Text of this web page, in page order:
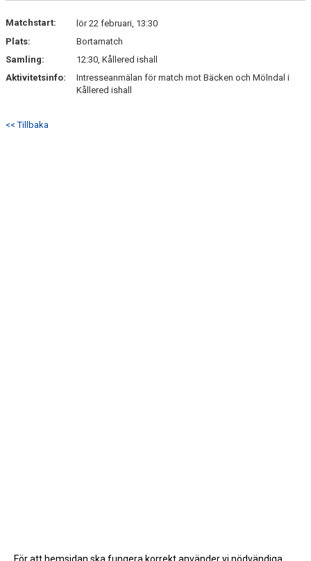
Matchstart:
lör 22 februari, 13:30
Plats:
Bortamatch
Samling:
12:30, Kållered ishall
Aktivitetsinfo:
Intresseanmälan för match mot Bäcken och Mölndal i
Kållered ishall
<< Tillbaka